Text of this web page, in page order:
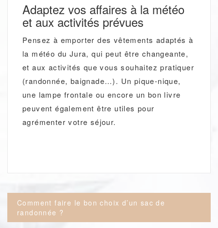
Adaptez vos affaires à la météo
et aux activités prévues
Pensez à emporter des vêtements adaptés à
la météo du Jura, qui peut être changeante,
et aux activités que vous souhaitez pratiquer
(randonnée, baignade…). Un pique-nique,
une lampe frontale ou encore un bon livre
peuvent également être utiles pour
agrémenter votre séjour.
Post
navigation
Comment faire le bon choix d’un sac de
randonnée ?